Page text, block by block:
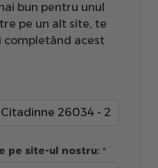
bun pentru unul
pe un alt site, te
completând acest
pe site-ul nostru: